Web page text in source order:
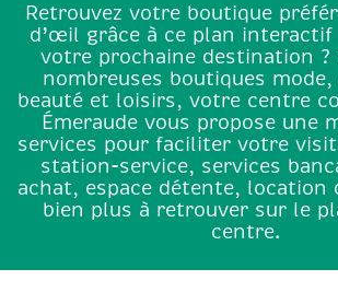
Retrouvez votre boutique
d’œil grâce à ce plan interactif
votre prochaine destination ?
nombreuses boutiques mode,
beauté et loisirs, votre centre
Émeraude vous propose une
services pour faciliter votre
station-service, services
achat, espace détente, location
bien plus à retrouver sur le
centre.